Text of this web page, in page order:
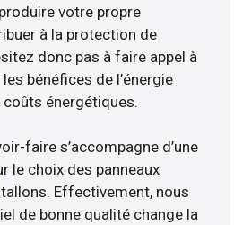
votre propre
à la protection de
donc pas à faire appel à
bénéfices de l’énergie
énergétiques.
faire s’accompagne d’une
le choix des panneaux
Effectivement, nous
de bonne qualité change la